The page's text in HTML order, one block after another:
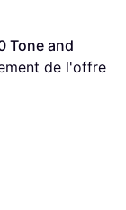
Tone and
de l'offre